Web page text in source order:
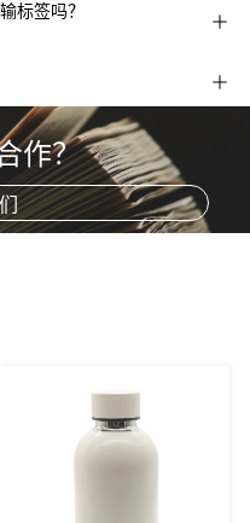
标签吗？
作？